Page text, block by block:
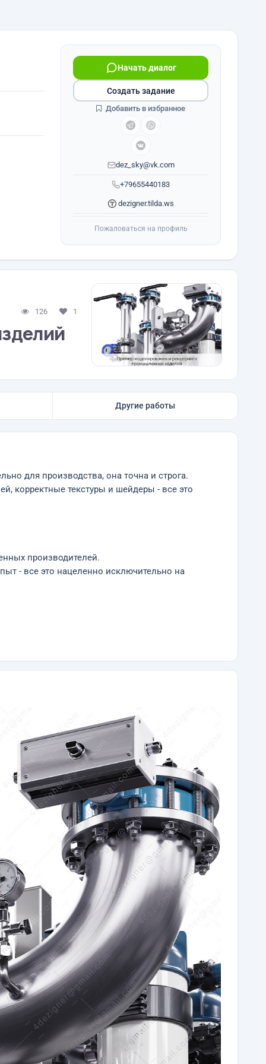
+79655440183
Начать диалог
dez_sky@vk.com
dezigner.tilda.ws
Создать задание
Добавить в избранное
Пожаловаться на профиль
126 1
Другие работы
для производства, она точна и строга.
корректные текстуры и шейдеры - все это
производителей.
- все это нацеленно исключительно на